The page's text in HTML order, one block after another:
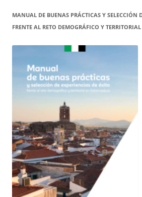
MANUAL DE BUENAS PRÁCTICAS Y SELECCIÓN
FRENTE AL RETO DEMOGRÁFICO Y